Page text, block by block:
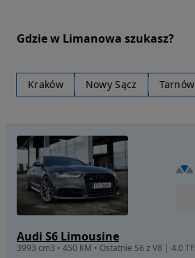
Gdzie w Limanowa szukasz?
Kraków Nowy Sącz Tarnów
Audi S6 Limousine